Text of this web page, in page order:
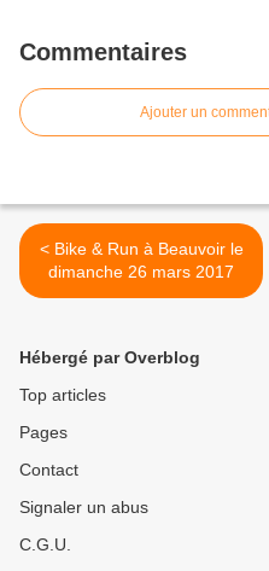
Commentaires
Ajouter un
< Bike & Run à Beauvoir le
dimanche 26 mars 2017
Hébergé par Overblog
Top articles
Pages
Contact
Signaler un abus
C.G.U.